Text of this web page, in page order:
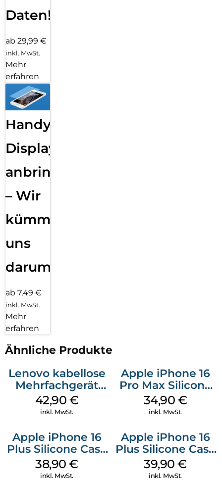
Daten!
ab 29,99 €
inkl. MwSt.
Mehr
erfahren
Handy
Displayfolie
anbringen
– Wir
kümmern
uns
darum!
ab 7,49 €
inkl. MwSt.
Mehr
erfahren
Ähnliche Produkte
Lenovo kabellose
Mehrfachgerät
Luna Grey
42,90 €
inkl. MwSt.
Apple iPhone 16
Pro Max Silicone
Case MagSafe
Denim
34,90 €
inkl. MwSt.
Apple iPhone 16
Plus Silicone Case
MagSafe Denim
38,90€
inkl. MwSt.
Apple iPhone 16
Plus Silicone Case
MagSafe Plum
39,90€
inkl. MwSt.